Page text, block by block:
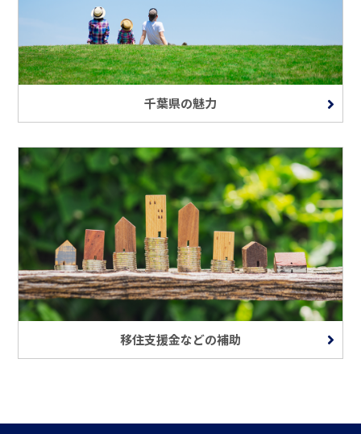
千葉県の魅力
移住支援金などの補助